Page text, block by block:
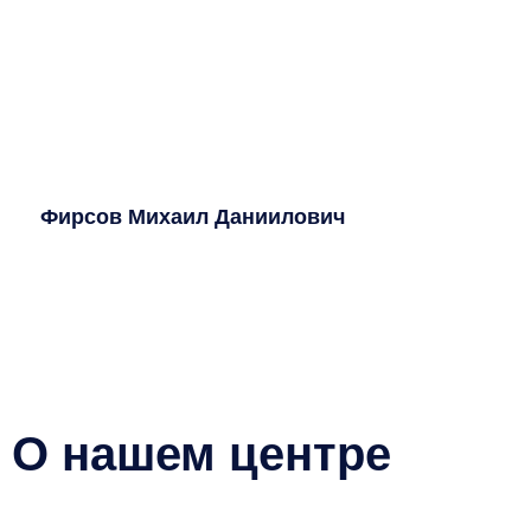
Фирсов Михаил Даниилович
О нашем центре